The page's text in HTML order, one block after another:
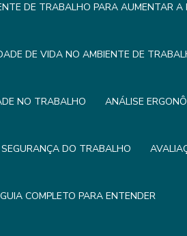
DE TRABALHO PARA AUMENTAR A
DE VIDA NO AMBIENTE DE
NO TRABALHO ANÁLISE
DO TRABALHO
COMPLETO PARA ENTENDER